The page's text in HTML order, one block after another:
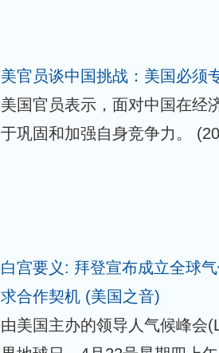
美官员谈中国挑战：美国必须
美国官员表示，面对中国在经
于巩固和加强自身竞争力。
白宫要义: 拜登宣布成立全球
求合作契机 (美国之音)
由美国主办的领导人气候峰会